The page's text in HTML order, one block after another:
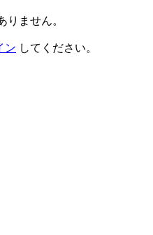
ません。
ン してください。